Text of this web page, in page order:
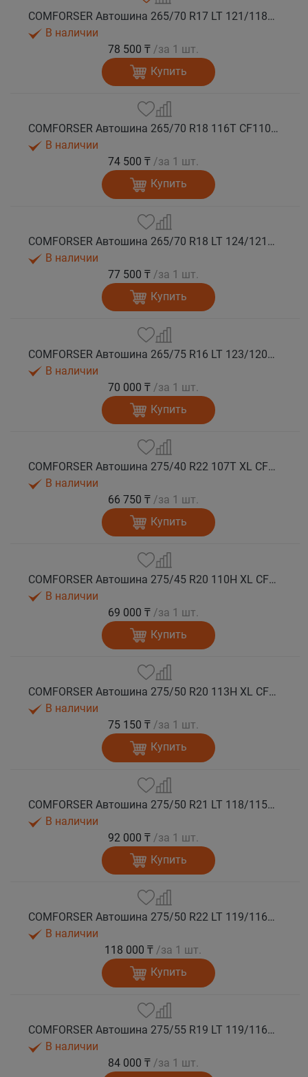
COMFORSER Автошина 265/70 R17 LT 121/118R CF1100 10PR RWL лето
В наличии
78 500 ₸ /за 1 шт.
Купить
COMFORSER Автошина 265/70 R18 116T CF1100 RWL лето
В наличии
74 500 ₸ /за 1 шт.
Купить
COMFORSER Автошина 265/70 R18 LT 124/121S CF1100 10PR RWL лето
В наличии
77 500 ₸ /за 1 шт.
Купить
COMFORSER Автошина 265/75 R16 LT 123/120S CF1100 10PR RWL лето
В наличии
70 000 ₸ /за 1 шт.
Купить
COMFORSER Автошина 275/40 R22 107T XL CF1100 RWL лето
В наличии
66 750 ₸ /за 1 шт.
Купить
COMFORSER Автошина 275/45 R20 110H XL CF1100 RWL лето
В наличии
69 000 ₸ /за 1 шт.
Купить
COMFORSER Автошина 275/50 R20 113H XL CF1100 RWL лето
В наличии
75 150 ₸ /за 1 шт.
Купить
COMFORSER Автошина 275/50 R21 LT 118/115S CF1100 RWL 10PR лето
В наличии
92 000 ₸ /за 1 шт.
Купить
COMFORSER Автошина 275/50 R22 LT 119/116S CF1100 RWL 10PR лето
В наличии
118 000 ₸ /за 1 шт.
Купить
COMFORSER Автошина 275/55 R19 LT 119/116S CF1100 10PR RWL лето
В наличии
84 000 ₸ /за 1 шт.